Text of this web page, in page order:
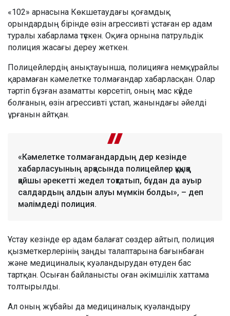
«102» арнасына Көкшетаудағы қоғамдық
орындардың бірінде өзін агрессивті ұстаған ер адам
туралы хабарлама түскен. Оқиға орнына патрульдік
полиция жасағы дереу жеткен.
Полицейлердің анықтауынша, полицияға немқұрайлы
қарамаған кәмелетке толмағандар хабарласқан. Олар
тәртіп бұзған азаматты көрсетіп, оның мас күйде
болғанын, өзін агрессивті ұстап, жанындағы әйелді
ұрғанын айтқан.
«Кәмелетке толмағандардың дер кезінде
хабарласуының арқасында полицейлер құқыққа
қайшы әрекетті жедел тоқтатып, бұдан да ауыр
салдардың алдын алуы мүмкін болды», – деп
мәлімдеді полиция.
Ұстау кезінде ер адам балағат сөздер айтып, полиция
қызметкерлерінің заңды талаптарына бағынбаған
және медициналық куәландырудан өтуден бас
тартқан. Осыған байланысты оған әкімшілік хаттама
толтырылды.
Ал оның жұбайы да медициналық куәландыру